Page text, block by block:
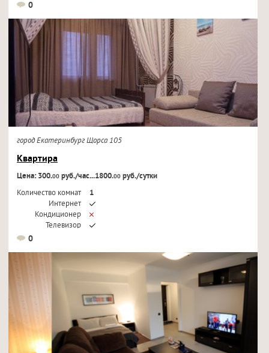
0
город Екатеринбург Щорса 105
Квартира
Цена: 300.00руб./час...1800.00руб./сутки
Количество комнат
1
Интернет
Кондиционер
Телевизор
0